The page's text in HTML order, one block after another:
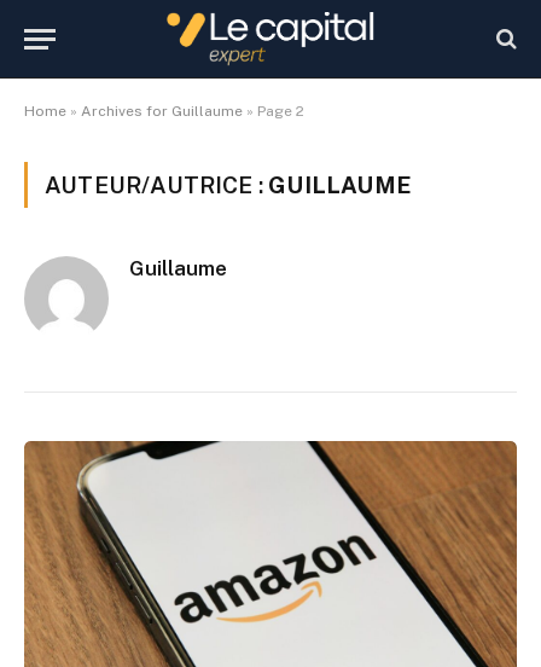
Home » Archives for Guillaume » Page 2
AUTEUR/AUTRICE : GUILLAUME
Guillaume